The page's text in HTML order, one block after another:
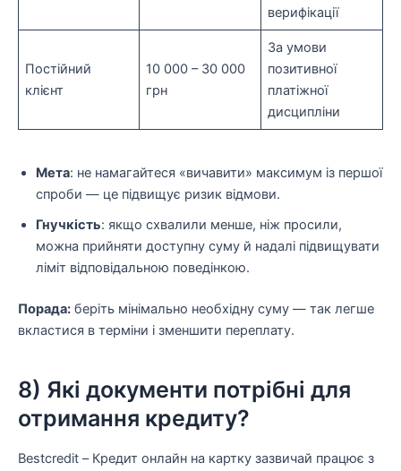
верифікації
Постійний
клієнт
10 000 – 30 000
грн
За умови
позитивної
платіжної
дисципліни
Мета: не намагайтеся «вичавити» максимум із першої
спроби — це підвищує ризик відмови.
Гнучкість: якщо схвалили менше, ніж просили,
можна прийняти доступну суму й надалі підвищувати
ліміт відповідальною поведінкою.
Порада: беріть мінімально необхідну суму — так легше
вкластися в терміни і зменшити переплату.
8) Які документи потрібні для
отримання кредиту?
Bestcredit – Кредит онлайн на картку зазвичай працює з